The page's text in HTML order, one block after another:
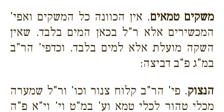
משקים טמאים. אין הכוונה כל המשקים ואפי'
המכשירים אלא ר"ל בכאן המים בלבד. שאין
השקה מועלת אלא למים בלבד. וכדפי' הר"ב
במ"ג פ"ב דביצה:
הנצוק. פי' הר"ב קלוח צנור וכו' ור"ל שמערה
מכלי טהור לכלי טמא וע' במ"ט וי' וי"א פ"ה